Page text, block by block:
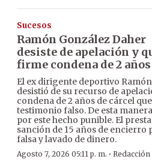
Sucesos
Ramón González Daher
desiste de apelación y
firme condena de 2 años
El ex dirigente deportivo
desistió de su recurso de
condena de 2 años de cárcel
testimonio falso. De esta
por este hecho punible. El
sanción de 15 años de encierro
falsa y lavado de dinero.
Agosto 7, 2026 05:11 p. m. · Redacción